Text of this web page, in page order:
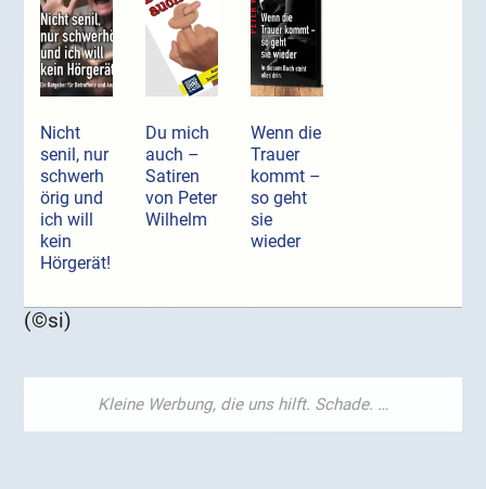
Nicht
senil, nur
schwerh
örig und
ich will
kein
Hörgerät!
Du mich
auch –
Satiren
von Peter
Wilhelm
Wenn die
Trauer
kommt –
so geht
sie
wieder
(©si)